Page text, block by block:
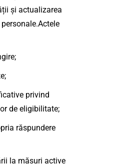
și actualizarea
privind
de eligibilitate;
răspundere
la măsuri active